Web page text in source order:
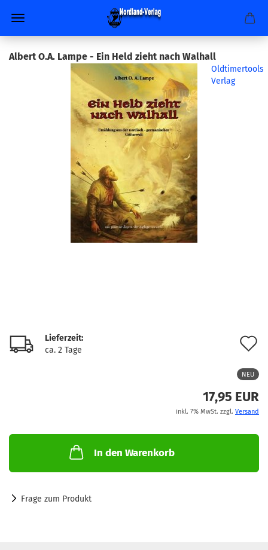
Albert O.A. Lampe - Ein Held zieht nach Walhall
Oldtimertools
Verlag
Lieferzeit:
ca. 2 Tage
NEU
17,95 EUR
inkl. 7% MwSt. zzgl. Versand
In den Warenkorb
Frage zum Produkt